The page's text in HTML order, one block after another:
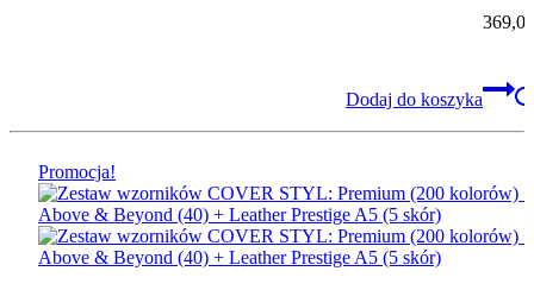
Dodaj do koszyka
Promocja!